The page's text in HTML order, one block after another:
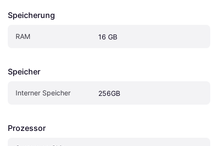
Speicherung
RAM 16 GB
Speicher
Interner Speicher 256GB
Prozessor